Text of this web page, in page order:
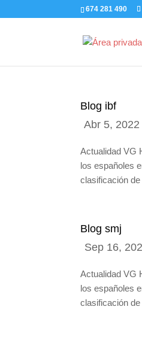
674 281 490
Blog ibf
Actualidad VG
los españoles
clasificación
Blog smj
Actualidad VG
los españoles
clasificación